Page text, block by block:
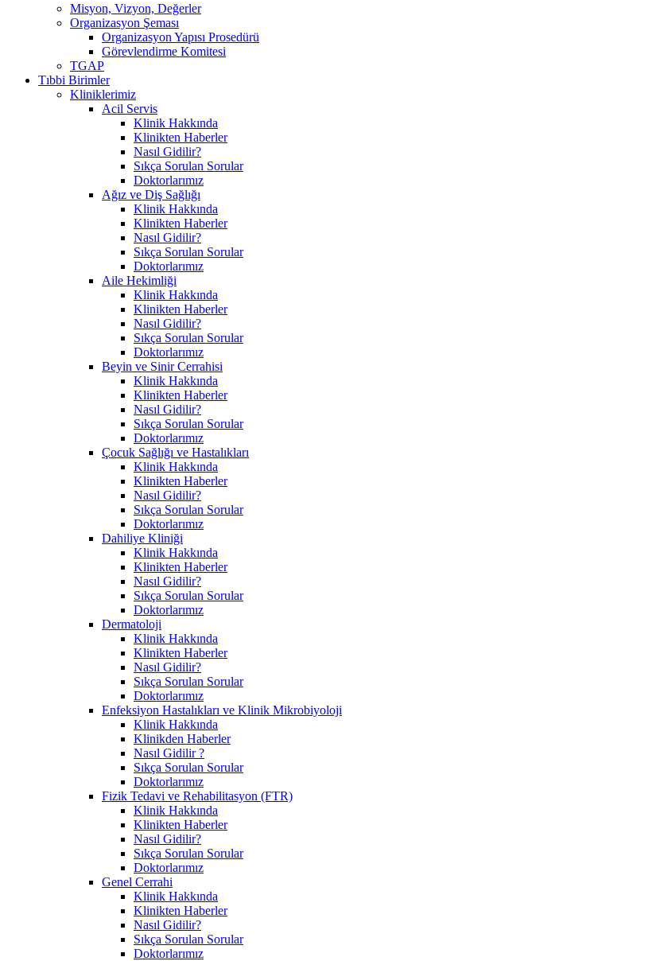
Misyon, Vizyon, Değerler
Organizasyon Şeması
Organizasyon Yapısı Prosedürü
Görevlendirme Komitesi
TGAP
Tıbbi Birimler
Kliniklerimiz
Acil Servis
Klinik Hakkında
Klinikten Haberler
Nasıl Gidilir?
Sıkça Sorulan Sorular
Doktorlarımız
Ağız ve Diş Sağlığı
Klinik Hakkında
Klinikten Haberler
Nasıl Gidilir?
Sıkça Sorulan Sorular
Doktorlarımız
Aile Hekimliği
Klinik Hakkında
Klinikten Haberler
Nasıl Gidilir?
Sıkça Sorulan Sorular
Doktorlarımız
Beyin ve Sinir Cerrahisi
Klinik Hakkında
Klinikten Haberler
Nasıl Gidilir?
Sıkça Sorulan Sorular
Doktorlarımız
Çocuk Sağlığı ve Hastalıkları
Klinik Hakkında
Klinikten Haberler
Nasıl Gidilir?
Sıkça Sorulan Sorular
Doktorlarımız
Dahiliye Kliniği
Klinik Hakkında
Klinikten Haberler
Nasıl Gidilir?
Sıkça Sorulan Sorular
Doktorlarımız
Dermatoloji
Klinik Hakkında
Klinikten Haberler
Nasıl Gidilir?
Sıkça Sorulan Sorular
Doktorlarımız
Enfeksiyon Hastalıkları ve Klinik Mikrobiyoloji
Klinik Hakkında
Klinikden Haberler
Nasıl Gidilir ?
Sıkça Sorulan Sorular
Doktorlarımız
Fizik Tedavi ve Rehabilitasyon (FTR)
Klinik Hakkında
Klinikten Haberler
Nasıl Gidilir?
Sıkça Sorulan Sorular
Doktorlarımız
Genel Cerrahi
Klinik Hakkında
Klinikten Haberler
Nasıl Gidilir?
Sıkça Sorulan Sorular
Doktorlarımız